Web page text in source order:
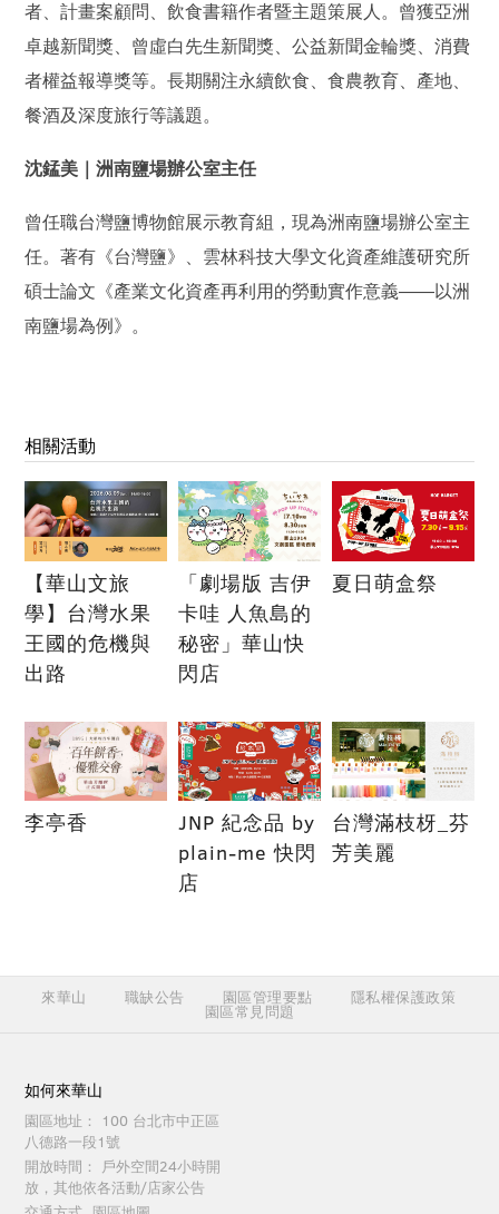
者、計畫案顧問、飲食書籍作者暨主題策展人。曾獲亞洲
卓越新聞獎、曾虛白先生新聞獎、公益新聞金輪獎、消費
者權益報導獎等。長期關注永續飲食、食農教育、產地、
餐酒及深度旅行等議題。
沈錳美｜洲南鹽場辦公室主任
曾任職台灣鹽博物館展示教育組，現為洲南鹽場辦公室主
任。著有《台灣鹽》、雲林科技大學文化資產維護研究所
碩士論文《產業文化資產再利用的勞動實作意義——以洲
南鹽場為例》。
相關活動
【華山文旅
學】台灣水果
王國的危機與
出路
「劇場版 吉伊
卡哇 人魚島的
秘密」華山快
閃店
夏日萌盒祭
李亭香
JNP 紀念品 by
plain-me 快閃
店
台灣滿枝枒_芬
芳美麗
來華山 職缺公告 園區管理要點 隱私權保護政策
園區常見問題
如何來華山
園區地址：
100 台北市中正區
八德路一段1號
開放時間：
戶外空間24小時開
放，其他依各活動/店家公告